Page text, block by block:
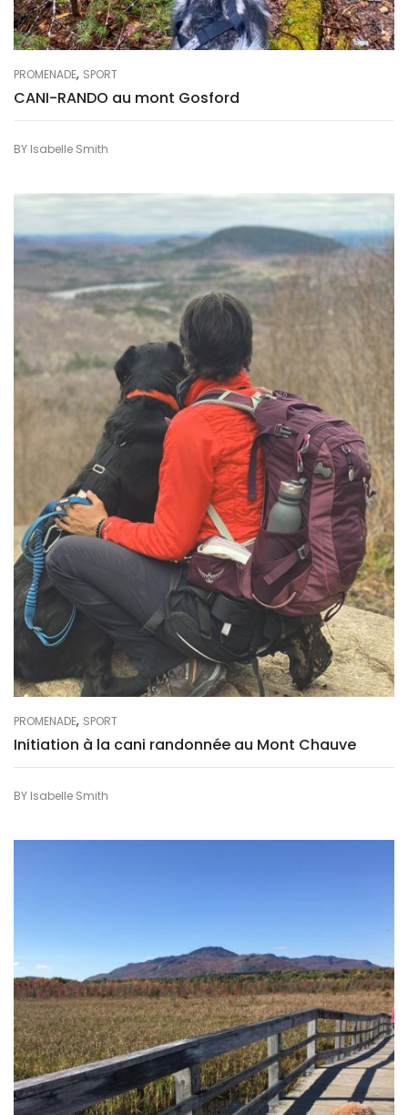
PROMENADE, SPORT
CANI-RANDO au mont Gosford
BY Isabelle Smith
PROMENADE, SPORT
Initiation à la cani randonnée au Mont Chauve
BY Isabelle Smith